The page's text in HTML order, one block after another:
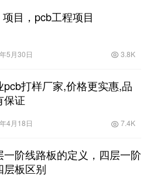
项目，pcb工程项目
5月30日 3.8K
pcb打样厂家,价格更实惠,品
保证
4月18日 7.4K
一阶线路板的定义，四层一阶
层板区别